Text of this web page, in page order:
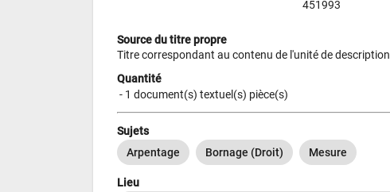
451993
Source du titre propre
Titre correspondant au contenu de l'unité de description
Quantité
- 1 document(s) textuel(s) pièce(s)
Sujets
Arpentage
Bornage (Droit) Mesure
Lieu